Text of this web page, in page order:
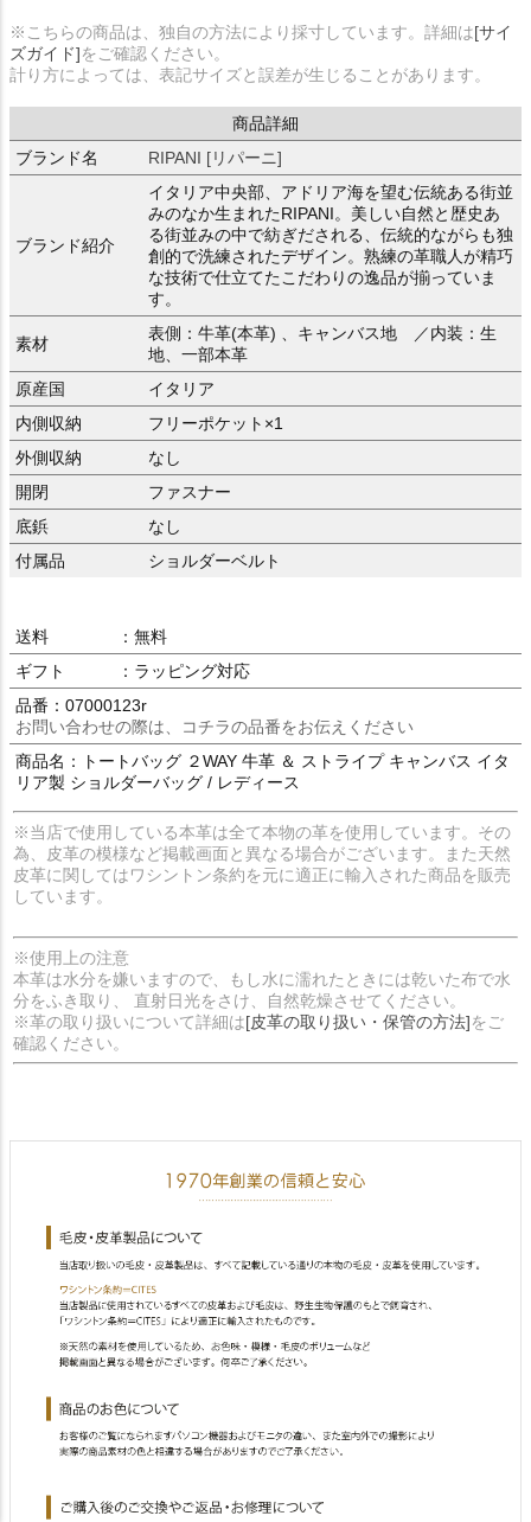
※こちらの商品は、独自の方法により採寸しています。詳細は[サイ
ズガイド]をご確認ください。
計り方によっては、表記サイズと誤差が生じることがあります。
商品詳細
ブランド名
RIPANI [リパーニ]
ブランド紹介
イタリア中央部、アドリア海を望む伝統ある街並
みのなか生まれたRIPANI。美しい自然と歴史あ
る街並みの中で紡ぎだされる、伝統的ながらも独
創的で洗練されたデザイン。熟練の革職人が精巧
な技術で仕立てたこだわりの逸品が揃っていま
す。
素材
表側：牛革(本革) 、キャンバス地 ／内装：生
地、一部本革
原産国
イタリア
内側収納
フリーポケット×1
外側収納
なし
開閉
ファスナー
底鋲
なし
付属品
ショルダーベルト
送料
：無料
ギフト
：ラッピング対応
品番：07000123r
お問い合わせの際は、コチラの品番をお伝えください
商品名：トートバッグ ２WAY 牛革 ＆ ストライプ キャンバス イタ
リア製 ショルダーバッグ / レディース
※当店で使用している本革は全て本物の革を使用しています。その
為、皮革の模様など掲載画面と異なる場合がございます。また天然
皮革に関してはワシントン条約を元に適正に輸入された商品を販売
しています。
※使用上の注意
本革は水分を嫌いますので、もし水に濡れたときには乾いた布で水
分をふき取り、 直射日光をさけ、自然乾燥させてください。
※革の取り扱いについて詳細は[皮革の取り扱い・保管の方法]をご
確認ください。